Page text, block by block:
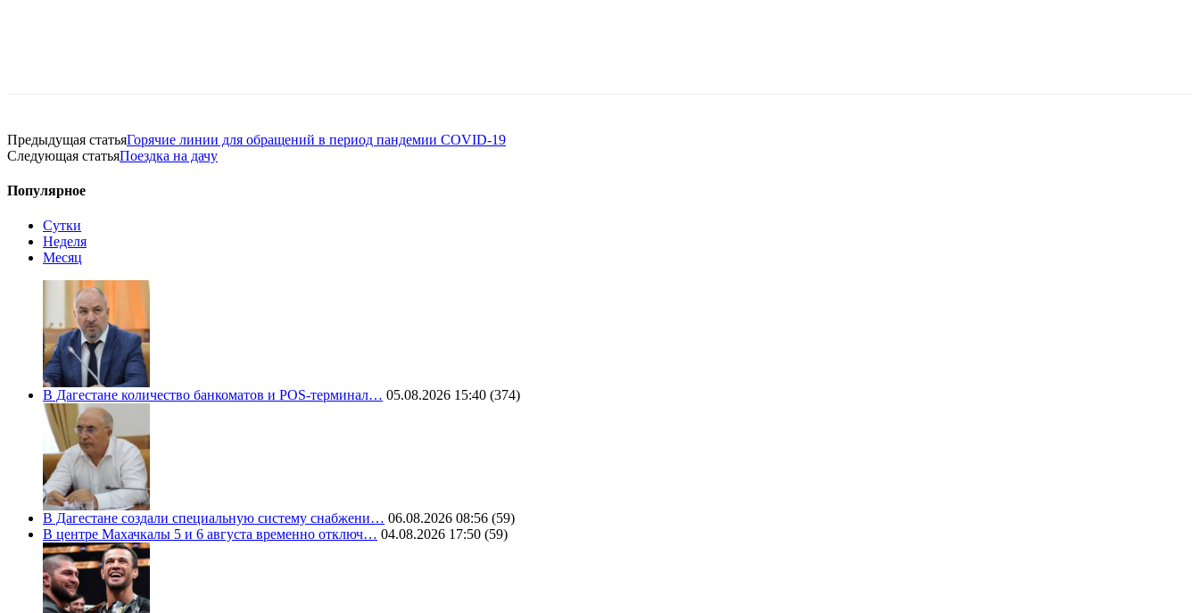
Предыдущая статьяГорячие линии для обращений в период пандемии COVID-19
Следующая статьяПоездка на дачу
Популярное
Сутки
Неделя
Месяц
В Дагестане количество банкоматов и POS-терминал… 05.08.2026 15:40 (374)
В Дагестане создали специальную систему снабжени… 06.08.2026 08:56 (59)
В центре Махачкалы 5 и 6 августа временно отключ… 04.08.2026 17:50 (59)